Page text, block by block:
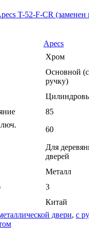
Apecs
Хром
Основной
ручку)
85
60
Для
дверей
Металл
3
Китай
двери, с